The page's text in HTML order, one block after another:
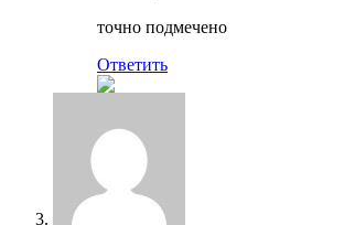
точно подмечено
Ответить